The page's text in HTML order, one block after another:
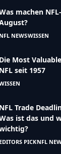
machen
NFL NEWSWISSEN
Die Most
NFL seit 1957
NFL Trade
ist das und
EDITORS PICKNFL